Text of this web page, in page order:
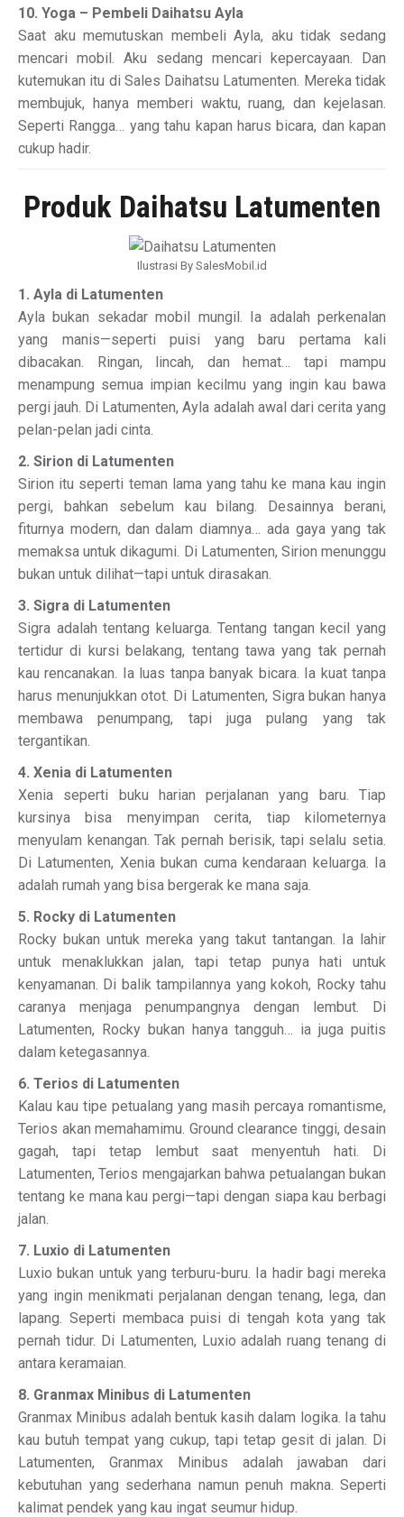
10. Yoga – Pembeli Daihatsu Ayla
Saat aku memutuskan membeli Ayla, aku tidak sedang
mencari mobil. Aku sedang mencari kepercayaan. Dan
kutemukan itu di Sales Daihatsu Latumenten. Mereka tidak
membujuk, hanya memberi waktu, ruang, dan kejelasan.
Seperti Rangga… yang tahu kapan harus bicara, dan kapan
cukup hadir.
Produk Daihatsu Latumenten
Ilustrasi By SalesMobil.id
1. Ayla di Latumenten
Ayla bukan sekadar mobil mungil. Ia adalah perkenalan
yang manis—seperti puisi yang baru pertama kali
dibacakan. Ringan, lincah, dan hemat… tapi mampu
menampung semua impian kecilmu yang ingin kau bawa
pergi jauh. Di Latumenten, Ayla adalah awal dari cerita yang
pelan-pelan jadi cinta.
2. Sirion di Latumenten
Sirion itu seperti teman lama yang tahu ke mana kau ingin
pergi, bahkan sebelum kau bilang. Desainnya berani,
fiturnya modern, dan dalam diamnya… ada gaya yang tak
memaksa untuk dikagumi. Di Latumenten, Sirion menunggu
bukan untuk dilihat—tapi untuk dirasakan.
3. Sigra di Latumenten
Sigra adalah tentang keluarga. Tentang tangan kecil yang
tertidur di kursi belakang, tentang tawa yang tak pernah
kau rencanakan. Ia luas tanpa banyak bicara. Ia kuat tanpa
harus menunjukkan otot. Di Latumenten, Sigra bukan hanya
membawa penumpang, tapi juga pulang yang tak
tergantikan.
4. Xenia di Latumenten
Xenia seperti buku harian perjalanan yang baru. Tiap
kursinya bisa menyimpan cerita, tiap kilometernya
menyulam kenangan. Tak pernah berisik, tapi selalu setia.
Di Latumenten, Xenia bukan cuma kendaraan keluarga. Ia
adalah rumah yang bisa bergerak ke mana saja.
5. Rocky di Latumenten
Rocky bukan untuk mereka yang takut tantangan. Ia lahir
untuk menaklukkan jalan, tapi tetap punya hati untuk
kenyamanan. Di balik tampilannya yang kokoh, Rocky tahu
caranya menjaga penumpangnya dengan lembut. Di
Latumenten, Rocky bukan hanya tangguh… ia juga puitis
dalam ketegasannya.
6. Terios di Latumenten
Kalau kau tipe petualang yang masih percaya romantisme,
Terios akan memahamimu. Ground clearance tinggi, desain
gagah, tapi tetap lembut saat menyentuh hati. Di
Latumenten, Terios mengajarkan bahwa petualangan bukan
tentang ke mana kau pergi—tapi dengan siapa kau berbagi
jalan.
7. Luxio di Latumenten
Luxio bukan untuk yang terburu-buru. Ia hadir bagi mereka
yang ingin menikmati perjalanan dengan tenang, lega, dan
lapang. Seperti membaca puisi di tengah kota yang tak
pernah tidur. Di Latumenten, Luxio adalah ruang tenang di
antara keramaian.
8. Granmax Minibus di Latumenten
Granmax Minibus adalah bentuk kasih dalam logika. Ia tahu
kau butuh tempat yang cukup, tapi tetap gesit di jalan. Di
Latumenten, Granmax Minibus adalah jawaban dari
kebutuhan yang sederhana namun penuh makna. Seperti
kalimat pendek yang kau ingat seumur hidup.